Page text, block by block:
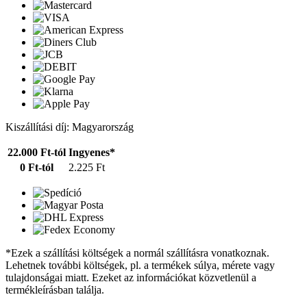
Kiszállítási díj: Magyarország
22.000 Ft-tól Ingyenes*
0 Ft-tól
2.225 Ft
*Ezek a szállítási költségek a normál szállításra vonatkoznak.
Lehetnek további költségek, pl. a termékek súlya, mérete vagy
tulajdonságai miatt. Ezeket az információkat közvetlenül a
termékleírásban találja.